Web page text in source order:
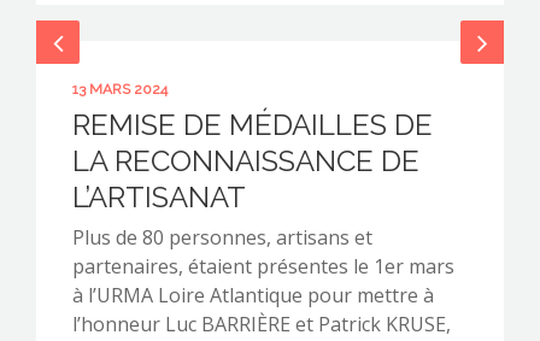
13 MARS 2024
REMISE DE MÉDAILLES DE
LA RECONNAISSANCE DE
L’ARTISANAT
Plus de 80 personnes, artisans et
partenaires, étaient présentes le 1er mars
à l’URMA Loire Atlantique pour mettre à
l’honneur Luc BARRIÈRE et Patrick KRUSE,